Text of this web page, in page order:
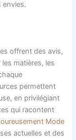
envies.
offrent des avis,
matières, les
permettent
en privilégiant
qui racontent
Mode
actuelles et des